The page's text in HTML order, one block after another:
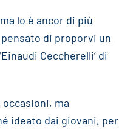
lo è ancor di più
di proporvi un
Ceccherelli’ di
ma
ideato dai giovani, per